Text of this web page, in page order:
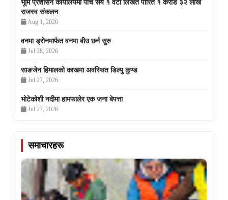
भूमि प्रशासन कार्यालयमा पाँच सय १ वटा लिखत पारित १ करोड ३२ लाख
राजस्व संकलन
Aug 1, 2026
वनमा ड्रोनमार्फत वनमा बीउ छर्न सुरु
Jul 28, 2026
साङजेन हिमालको काखमा अवस्थित डिल्पु कुण्ड
Jul 27, 2026
भोटेकोशी नदीमा हामफालेर एक जना बेपत्ता
Jul 27, 2026
समाचारहरू